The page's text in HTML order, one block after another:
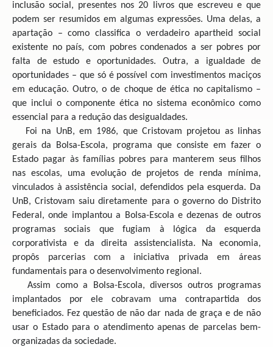
inclusão social, presentes nos 20 livros que escreveu e que
podem ser resumidos em algumas expressões. Uma delas, a
apartação – como classifica o verdadeiro apartheid social
existente no país, com pobres condenados a ser pobres por
falta de estudo e oportunidades. Outra, a igualdade de
oportunidades – que só é possível com investimentos maciços
em educação. Outro, o de choque de ética no capitalismo –
que inclui o componente ética no sistema econômico como
essencial para a redução das desigualdades.
Foi na UnB, em 1986, que Cristovam projetou as linhas
gerais da Bolsa-Escola, programa que consiste em fazer o
Estado pagar às famílias pobres para manterem seus filhos
nas escolas, uma evolução de projetos de renda mínima,
vinculados à assistência social, defendidos pela esquerda. Da
UnB, Cristovam saiu diretamente para o governo do Distrito
Federal, onde implantou a Bolsa-Escola e dezenas de outros
programas sociais que fugiam à lógica da esquerda
corporativista e da direita assistencialista. Na economia,
propôs parcerias com a iniciativa privada em áreas
fundamentais para o desenvolvimento regional.
Assim como a Bolsa-Escola, diversos outros programas
implantados por ele cobravam uma contrapartida dos
beneficiados. Fez questão de não dar nada de graça e de não
usar o Estado para o atendimento apenas de parcelas bem-
organizadas da sociedade.